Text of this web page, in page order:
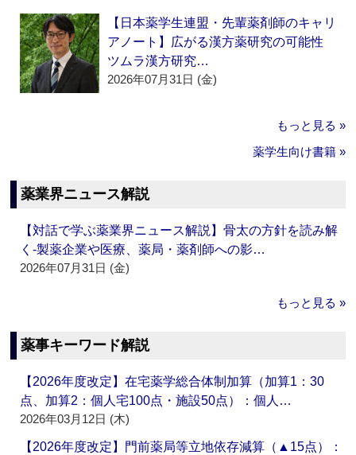
【日本薬学生連盟・先輩薬剤師のキャリ
アノート】広がる漢方薬研究の可能性
ツムラ漢方研究…
2026年07月31日 (金)
もっと見る »
薬学生向け書籍 »
薬業界ニュース解説
【対話で学ぶ薬業界ニュース解説】骨太の方針を読み解
く‐製薬企業や医療、薬局・薬剤師への影…
2026年07月31日 (金)
もっと見る »
薬事キーワード解説
【2026年度改定】在宅薬学総合体制加算（加算1：30
点、加算2：個人宅100点・施設50点）：個人…
2026年03月12日 (木)
【2026年度改定】門前薬局等立地依存減算（▲15点）：